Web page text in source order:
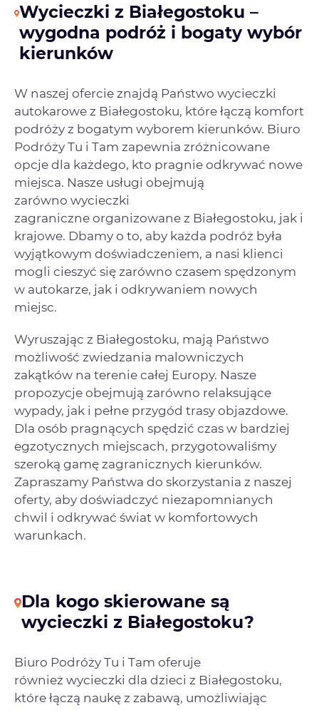
Wycieczki z Białegostoku –
wygodna podróż i bogaty wybór
kierunków
W naszej ofercie znajdą Państwo wycieczki
autokarowe z Białegostoku, które łączą komfort
podróży z bogatym wyborem kierunków. Biuro
Podróży Tu i Tam zapewnia zróżnicowane
opcje dla każdego, kto pragnie odkrywać nowe
miejsca. Nasze usługi obejmują
zarówno wycieczki
zagraniczne organizowane z Białegostoku, jak i
krajowe. Dbamy o to, aby każda podróż była
wyjątkowym doświadczeniem, a nasi klienci
mogli cieszyć się zarówno czasem spędzonym
w autokarze, jak i odkrywaniem nowych
miejsc.
Wyruszając z Białegostoku, mają Państwo
możliwość zwiedzania malowniczych
zakątków na terenie całej Europy. Nasze
propozycje obejmują zarówno relaksujące
wypady, jak i pełne przygód trasy objazdowe.
Dla osób pragnących spędzić czas w bardziej
egzotycznych miejscach, przygotowaliśmy
szeroką gamę zagranicznych kierunków.
Zapraszamy Państwa do skorzystania z naszej
oferty, aby doświadczyć niezapomnianych
chwil i odkrywać świat w komfortowych
warunkach.
Dla kogo skierowane są
wycieczki z Białegostoku?
Biuro Podróży Tu i Tam oferuje
również wycieczki dla dzieci z Białegostoku,
które łączą naukę z zabawą, umożliwiając